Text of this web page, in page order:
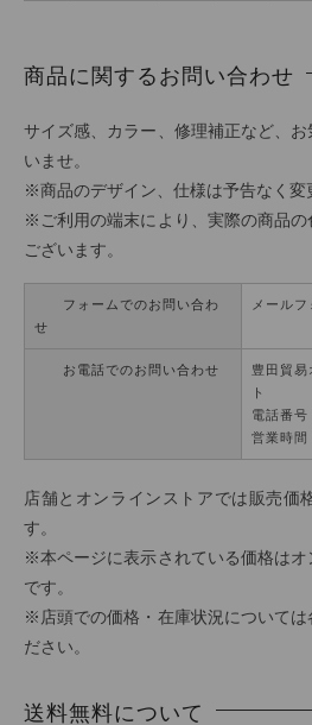
商品に関するお問い合わせ
サイズ感、カラー、修理補正など、
いませ。
※商品のデザイン、仕様は予告なく変
※ご利用の端末により、実際の商品
ございます。
フォームでのお問い合わ
せ
メール
お電話でのお問い合わせ
豊田貿易
ト
電話番
営業時
店舗とオンラインストアでは販売価
す。
※本ページに表示されている価格は
です。
※店頭での価格・在庫状況については
ださい。
送料無料について